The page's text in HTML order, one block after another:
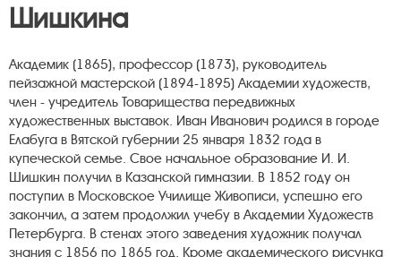
Шишкина
Академик (1865), профессор (1873), руководитель
пейзажной мастерской (1894-1895) Академии художеств,
член - учредитель Товарищества передвижных
художественных выставок. Иван Иванович родился в городе
Елабуга в Вятской губернии 25 января 1832 года в
купеческой семье. Свое начальное образование И. И.
Шишкин получил в Казанской гимназии. В 1852 году он
поступил в Московское Училище Живописи, успешно его
закончил, а затем продолжил учебу в Академии Художеств
Петербурга. В стенах этого заведения художник получал
знания с 1856 по 1865 год. Кроме академического рисунка